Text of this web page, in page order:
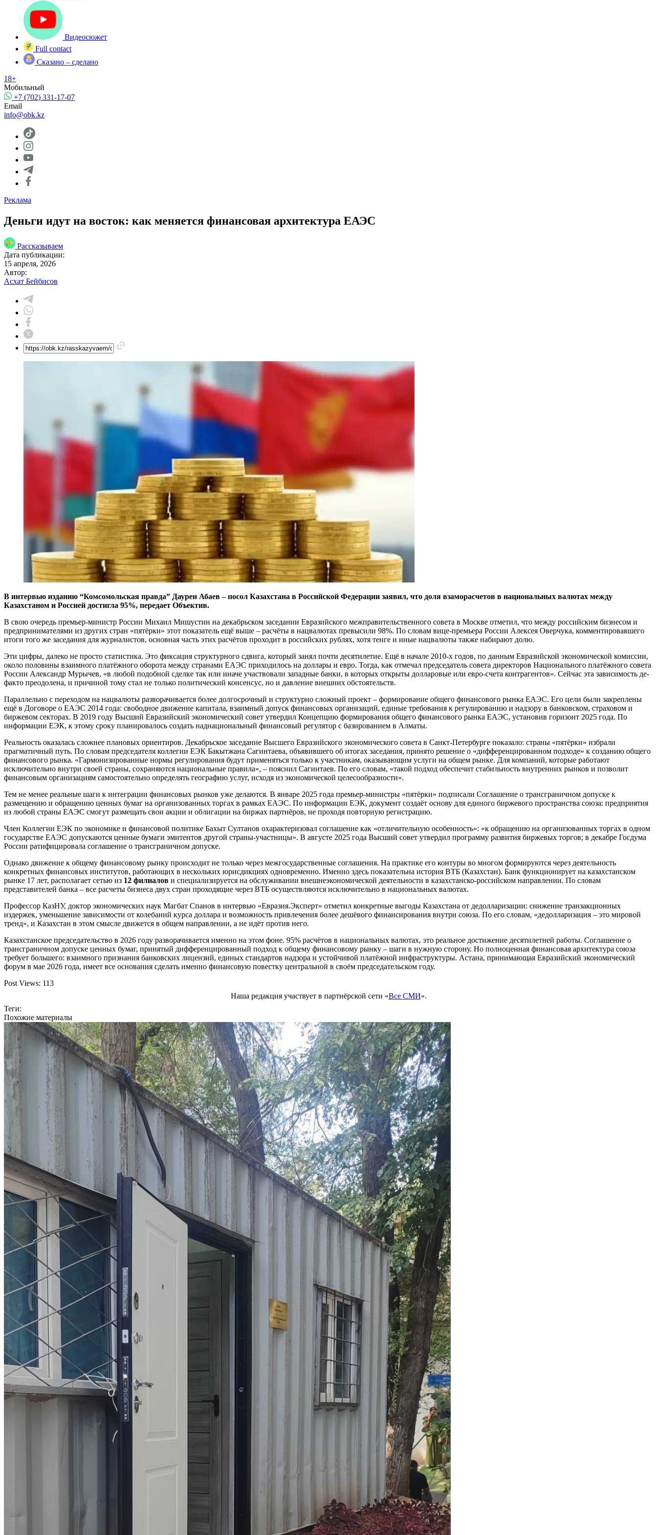
Видеосюжет
Full contact
Сказано – сделано
18+
Мобильный
+7 (702) 331-17-07
Email
info@obk.kz
Реклама
Деньги идут на восток: как меняется финансовая архитектура ЕАЭС
Рассказываем
Дата публикации:
15 апреля, 2026
Автор:
Асхат Бейбисов
В интервью изданию “Комсомольская правда” Даурен Абаев – посол Казахстана в Российской Федерации заявил, что доля взаморасчетов в национальных валютах между
Казахстаном и Россией достигла 95%, передает Объектив.
В свою очередь премьер-министр России Михаил Мишустин на декабрьском заседании Евразийского межправительственного совета в Москве отметил, что между российским бизнесом и
предпринимателями из других стран «пятёрки» этот показатель ещё выше – расчёты в нацвалютах превысили 98%. По словам вице-премьера России Алексея Оверчука, комментировавшего
итоги того же заседания для журналистов, основная часть этих расчётов проходит в российских рублях, хотя тенге и иные нацвалюты также набирают долю.
Эти цифры, далеко не просто статистика. Это фиксация структурного сдвига, который занял почти десятилетие. Ещё в начале 2010-х годов, по данным Евразийской экономической комиссии,
около половины взаимного платёжного оборота между странами ЕАЭС приходилось на доллары и евро. Тогда, как отмечал председатель совета директоров Национального платёжного совета
России Александр Мурычев, «в любой подобной сделке так или иначе участвовали западные банки, в которых открыты долларовые или евро-счета контрагентов». Сейчас эта зависимость де-
факто преодолена, и причиной тому стал не только политический консенсус, но и давление внешних обстоятельств.
Параллельно с переходом на нацвалюты разворачивается более долгосрочный и структурно сложный проект – формирование общего финансового рынка ЕАЭС. Его цели были закреплены
ещё в Договоре о ЕАЭС 2014 года: свободное движение капитала, взаимный допуск финансовых организаций, единые требования к регулированию и надзору в банковском, страховом и
биржевом секторах. В 2019 году Высший Евразийский экономический совет утвердил Концепцию формирования общего финансового рынка ЕАЭС, установив горизонт 2025 года. По
информации ЕЭК, к этому сроку планировалось создать наднациональный финансовый регулятор с базированием в Алматы.
Реальность оказалась сложнее плановых ориентиров. Декабрьское заседание Высшего Евразийского экономического совета в Санкт-Петербурге показало: страны «пятёрки» избрали
прагматичный путь. По словам председателя коллегии ЕЭК Бакытжана Сагинтаева, объявившего об итогах заседания, принято решение о «дифференцированном подходе» к созданию общего
финансового рынка. «Гармонизированные нормы регулирования будут применяться только к участникам, оказывающим услуги на общем рынке. Для компаний, которые работают
исключительно внутри своей страны, сохраняются национальные правила», – пояснил Сагинтаев. По его словам, «такой подход обеспечит стабильность внутренних рынков и позволит
финансовым организациям самостоятельно определять географию услуг, исходя из экономической целесообразности».
Тем не менее реальные шаги к интеграции финансовых рынков уже делаются. В январе 2025 года премьер-министры «пятёрки» подписали Соглашение о трансграничном допуске к
размещению и обращению ценных бумаг на организованных торгах в рамках ЕАЭС. По информации ЕЭК, документ создаёт основу для единого биржевого пространства союза: предприятия
из любой страны ЕАЭС смогут размещать свои акции и облигации на биржах партнёров, не проходя повторную регистрацию.
Член Коллегии ЕЭК по экономике и финансовой политике Бахыт Султанов охарактеризовал соглашение как «отличительную особенность»: «к обращению на организованных торгах в одном
государстве ЕАЭС допускаются ценные бумаги эмитентов другой страны-участницы». В августе 2025 года Высший совет утвердил программу развития биржевых торгов; в декабре Госдума
России ратифицировала соглашение о трансграничном допуске.
Однако движение к общему финансовому рынку происходит не только через межгосударственные соглашения. На практике его контуры во многом формируются через деятельность
конкретных финансовых институтов, работающих в нескольких юрисдикциях одновременно. Именно здесь показательна история ВТБ (Казахстан). Банк функционирует на казахстанском
рынке 17 лет, располагает сетью из 12 филиалов и специализируется на обслуживании внешнеэкономической деятельности в казахстанско-российском направлении. По словам
представителей банка – все расчеты бизнеса двух стран проходящие через ВТБ осуществляются исключительно в национальных валютах.
Профессор КазНУ, доктор экономических наук Магбат Спанов в интервью «Евразия.Эксперт» отметил конкретные выгоды Казахстана от дедолларизации: снижение транзакционных
издержек, уменьшение зависимости от колебаний курса доллара и возможность привлечения более дешёвого финансирования внутри союза. По его словам, «дедолларизация – это мировой
тренд», и Казахстан в этом смысле движется в общем направлении, а не идёт против него.
Казахстанское председательство в 2026 году разворачивается именно на этом фоне. 95% расчётов в национальных валютах, это реальное достижение десятилетней работы. Соглашение о
трансграничном допуске ценных бумаг, принятый дифференцированный подход к общему финансовому рынку – шаги в нужную сторону. Но полноценная финансовая архитектура союза
требует большего: взаимного признания банковских лицензий, единых стандартов надзора и устойчивой платёжной инфраструктуры. Астана, принимающая Евразийский экономический
форум в мае 2026 года, имеет все основания сделать именно финансовую повестку центральной в своём председательском году.
Post Views: 113
Наша редакция участвует в партнёрской сети «Все СМИ».
Теги:
Похожие материалы